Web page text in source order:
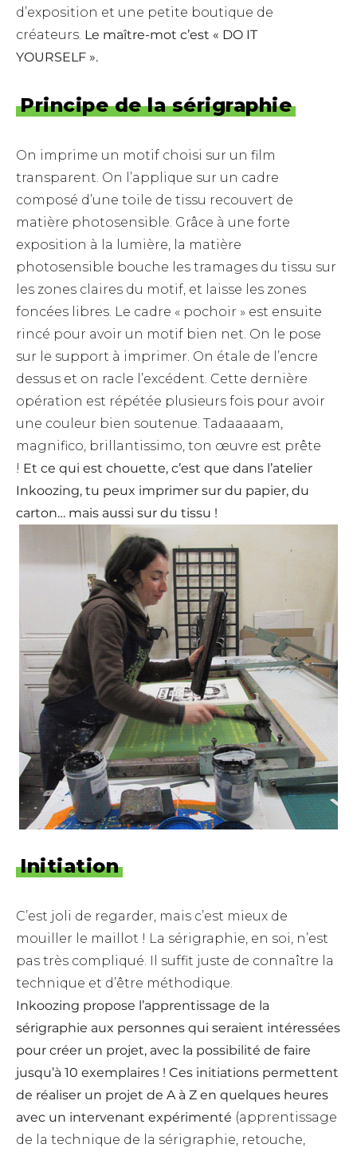
d’exposition et une petite boutique de
créateurs. Le maître-mot c’est « DO IT
YOURSELF ».
Principe de la sérigraphie
On imprime un motif choisi sur un film
transparent. On l’applique sur un cadre
composé d’une toile de tissu recouvert de
matière photosensible. Grâce à une forte
exposition à la lumière, la matière
photosensible bouche les tramages du tissu sur
les zones claires du motif, et laisse les zones
foncées libres. Le cadre « pochoir » est ensuite
rincé pour avoir un motif bien net. On le pose
sur le support à imprimer. On étale de l’encre
dessus et on racle l’excédent. Cette dernière
opération est répétée plusieurs fois pour avoir
une couleur bien soutenue. Tadaaaaam,
magnifico, brillantissimo, ton œuvre est prête
! Et ce qui est chouette, c’est que dans l’atelier
Inkoozing, tu peux imprimer sur du papier, du
carton… mais aussi sur du tissu !
Initiation
C’est joli de regarder, mais c’est mieux de
mouiller le maillot ! La sérigraphie, en soi, n’est
pas très compliqué. Il suffit juste de connaître la
technique et d’être méthodique.
Inkoozing propose l’apprentissage de la
sérigraphie aux personnes qui seraient intéressées
pour créer un projet, avec la possibilité de faire
jusqu’à 10 exemplaires ! Ces initiations permettent
de réaliser un projet de A à Z en quelques heures
avec un intervenant expérimenté (apprentissage
de la technique de la sérigraphie, retouche,